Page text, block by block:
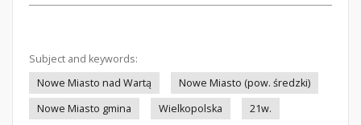
Subject and keywords:
Nowe Miasto nad Wartą
Nowe Miasto (pow. średzki)
Nowe Miasto gmina
Wielkopolska 21w.